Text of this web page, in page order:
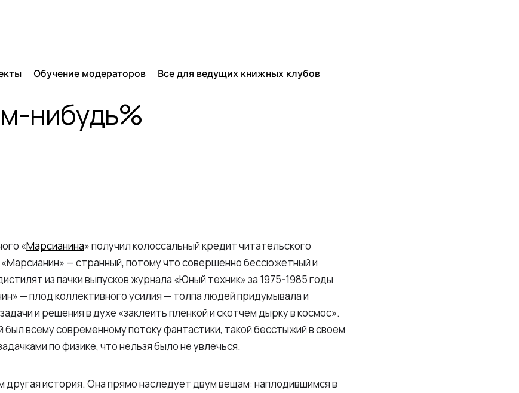
Обучение модераторов Все для ведущих книжных клубов
нибудь%
«Марсианина» получил колоссальный кредит читательского
— странный, потому что совершенно бессюжетный и
из пачки выпусков журнала «Юный техник» за 1975-1985 годы
— плод коллективного усилия — толпа людей придумывала и
и решения в духе «заклеить пленкой и скотчем дырку в космос».
был всему современному потоку фантастики, такой бесстыжий в своем
по физике, что нельзя было не увлечься.
другая история. Она прямо наследует двум вещам: наплодившимся в